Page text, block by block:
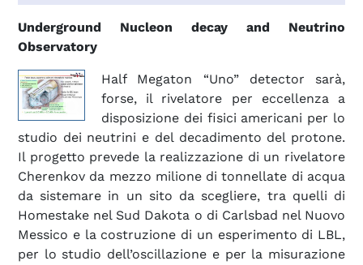
Underground Nucleon decay and Neutrino
Observatory
Half Megaton “Uno” detector sarà,
forse, il rivelatore per eccellenza a
disposizione dei fisici americani per lo
studio dei neutrini e del decadimento del protone.
Il progetto prevede la realizzazione di un rivelatore
Cherenkov da mezzo milione di tonnellate di acqua
da sistemare in un sito da scegliere, tra quelli di
Homestake nel Sud Dakota o di Carlsbad nel Nuovo
Messico e la costruzione di un esperimento di LBL,
per lo studio dell’oscillazione e per la misurazione